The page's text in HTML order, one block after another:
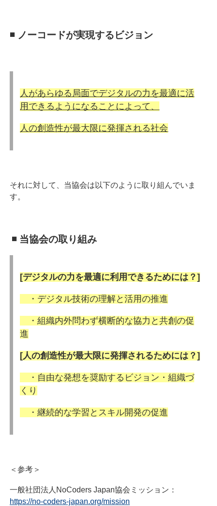
◾️ ノーコードが実現するビジョン
人があらゆる局面でデジタルの力を最適に活
用できるようになることによって、
人の創造性が最大限に発揮される社会
それに対して、当協会は以下のように取り組んでいま
す。
◾️ 当協会の取り組み
[デジタルの力を最適に利用できるためには？]
・デジタル技術の理解と活用の推進
・組織内外問わず横断的な協力と共創の促
進
[人の創造性が最大限に発揮されるためには？]
・自由な発想を奨励するビジョン・組織づ
くり
・継続的な学習とスキル開発の促進
＜参考＞
一般社団法人NoCoders Japan協会ミッション：
https://no-coders-japan.org/mission